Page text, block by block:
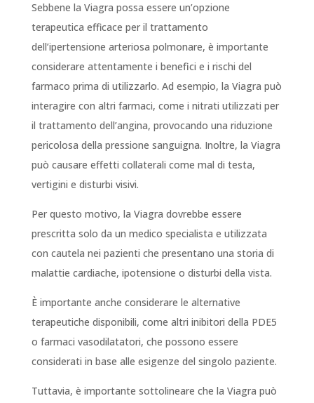
Sebbene la Viagra possa essere un’opzione
terapeutica efficace per il trattamento
dell’ipertensione arteriosa polmonare, è importante
considerare attentamente i benefici e i rischi del
farmaco prima di utilizzarlo. Ad esempio, la Viagra può
interagire con altri farmaci, come i nitrati utilizzati per
il trattamento dell’angina, provocando una riduzione
pericolosa della pressione sanguigna. Inoltre, la Viagra
può causare effetti collaterali come mal di testa,
vertigini e disturbi visivi.
Per questo motivo, la Viagra dovrebbe essere
prescritta solo da un medico specialista e utilizzata
con cautela nei pazienti che presentano una storia di
malattie cardiache, ipotensione o disturbi della vista.
È importante anche considerare le alternative
terapeutiche disponibili, come altri inibitori della PDE5
o farmaci vasodilatatori, che possono essere
considerati in base alle esigenze del singolo paziente.
Tuttavia, è importante sottolineare che la Viagra può